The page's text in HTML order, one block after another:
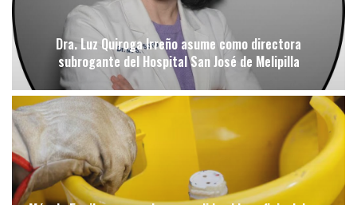
Dra. Luz Quiroga Irreño asume como directora
subrogante del Hospital San José de Melipilla